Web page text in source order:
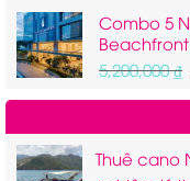
Combo 5
Beachfront
5,200,000₫
Thuê cano